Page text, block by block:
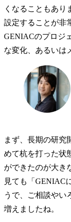
くなることもあり
設定することが非
GENIACのプロジ
な変化、あるいは
まず、長期の研究
めて杭を打った状
ができたのが大き
見ても「GENIAC
うで、ご相談やい
増えましたね。